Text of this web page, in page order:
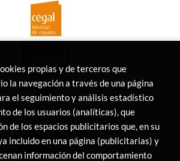
propias y de terceros que
la navegación a través de una página
el seguimiento y análisis estadístico
de los usuarios (analíticas), que
de los espacios publicitarios que, en su
incluido en una página (publicitarias) y
información del comportamiento